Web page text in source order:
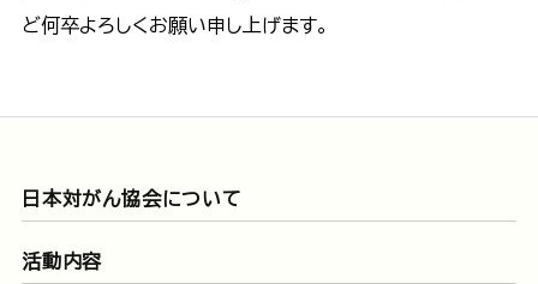
ど何卒よろしくお願い申し上げます。
日本対がん協会について
活動内容